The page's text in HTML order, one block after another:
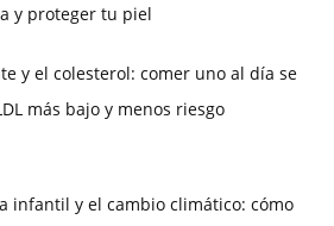
y proteger tu piel
y el colesterol: comer uno al día se
más bajo y menos riesgo
infantil y el cambio climático: cómo